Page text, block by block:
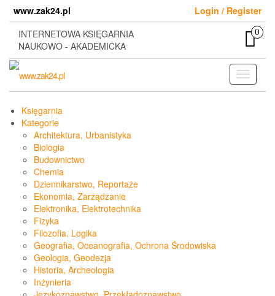
content
www.zak24.pl
Login / Register
INTERNETOWA KSIĘGARNIA
NAUKOWO - AKADEMICKA
0
Toggle
Księgarnia
Kategorie
Architektura, Urbanistyka
Biologia
Budownictwo
Chemia
Dziennikarstwo, Reportaże
Ekonomia, Zarządzanie
Elektronika, Elektrotechnika
Fizyka
Filozofia, Logika
Geografia, Oceanografia, Ochrona Środowiska
Geologia, Geodezja
Historia, Archeologia
Inżynieria